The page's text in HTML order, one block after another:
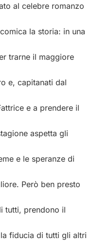
al celebre romanzo
la storia: in una
trarne il maggiore
e, capitanati dal
e a prendere il
aspetta gli
e le speranze di
Però ben presto
tutti, prendono il
fiducia di tutti gli altri